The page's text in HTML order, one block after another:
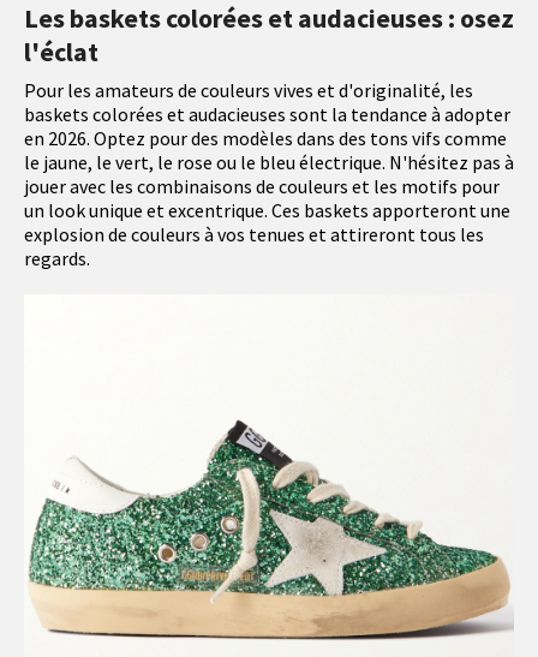
Les baskets colorées et audacieuses : osez
l'éclat
Pour les amateurs de couleurs vives et d'originalité, les
baskets colorées et audacieuses sont la tendance à adopter
en 2026. Optez pour des modèles dans des tons vifs comme
le jaune, le vert, le rose ou le bleu électrique. N'hésitez pas à
jouer avec les combinaisons de couleurs et les motifs pour
un look unique et excentrique. Ces baskets apporteront une
explosion de couleurs à vos tenues et attireront tous les
regards.